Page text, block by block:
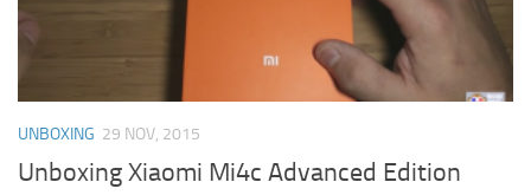
UNBOXING 29 NOV, 2015
Unboxing Xiaomi Mi4c Advanced Edition